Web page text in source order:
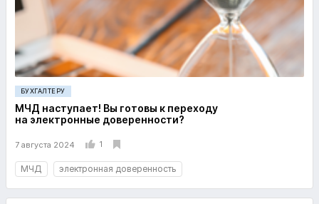
БУХГАЛТЕРУ
МЧД наступает! Вы готовы к переходу
на электронные доверенности?
7 августа 2024 1
МЧД электронная доверенность